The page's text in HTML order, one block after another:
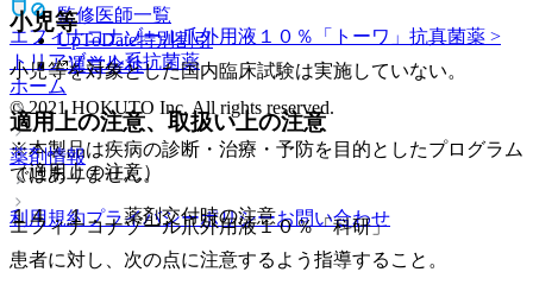
エフィナコナゾール爪外用液１０％「トーワ」 抗真菌薬 >
トリアゾール系抗菌薬
ホーム
薬剤情報
エフィナコナゾール爪外用液１０％「科研」
小児等
小児等を対象とした国内臨床試験は実施していない。
適用上の注意、取扱い上の注意
（適用上の注意）
１４．１． 薬剤交付時の注意
患者に対し、次の点に注意するよう指導すること。
監修医師一覧
UpToDate特別割引
運営会社
© 2021 HOKUTO Inc. All rights reserved.
※本製品は疾病の診断・治療・予防を目的としたプログラム
ではありません。
利用規約プライバシーポリシーお問い合わせ